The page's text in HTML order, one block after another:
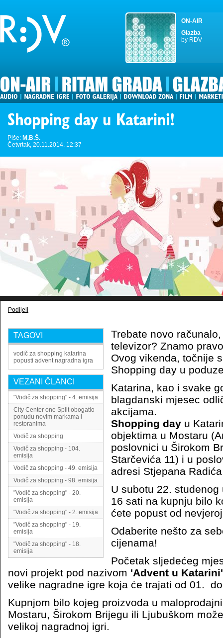
ON-AIR
Glazba
by RDV
Piše: M.B.Š.
Četvrtak, 20.11.2014. 12:37
Podijeli
TAGOVI
vodič za shopping katarina
popusti advent nagradna igra
VEZANI ČLANCI
"Vodič za shopping" - 4. emisija
City Center one Split obogatio
ponudu novim markama i
restoranima
Vodič za shopping
Vodič za shopping - 104.
emisija
Vodič za shopping - 49. emisija
Vodič za shopping - 98. emisija
"Vodič za shopping" - 20.
emisija
"Vodič za shopping" - 2. emisija
"Vodič za shopping" - 19.
emisija
"Vodič za shopping" - 18.
emisija
Trebate novo
televizor? Znamo
Ovog vikenda, točnije
Shopping day u
Katarina, kao i svake
blagdanski mjesec
akcijama.
Shopping day u
objektima u Mostaru
poslovnici u Širokom
Starčevića 11) i u
adresi Stjepana
U subotu 22.
16 sati na kupnju bilo
ćete popust od
Odaberite nešto za
cijenama!
Početak sljedećeg
novi projekt pod nazivom 'Advent u Katarini'
velike nagradne igre koja će trajati od 01.
Kupnjom bilo kojeg proizvoda u
Mostaru, Širokom Brijegu ili Ljubuškom
velikoj nagradnoj igri.